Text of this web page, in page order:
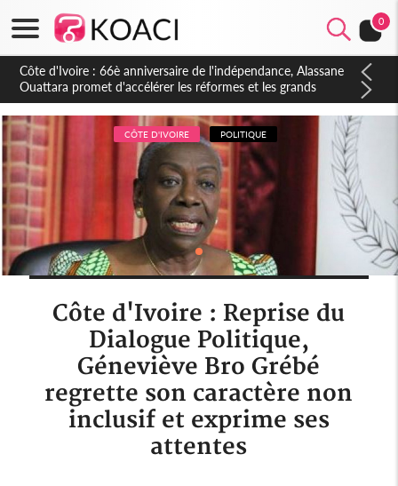
0
Côte d'Ivoire : À Abidjan, Amadou Oury Bah admire le modèle
ivoirien et veut s'en inspirer pour accélérer le développement
de la Guinée
CÔTE D'IVOIRE POLITIQUE
Côte d'Ivoire : Reprise du
Dialogue Politique,
Géneviève Bro Grébé
regrette son caractère non
inclusif et exprime ses
attentes